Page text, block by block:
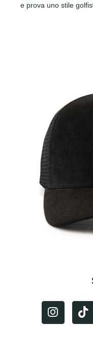
e prova uno stile